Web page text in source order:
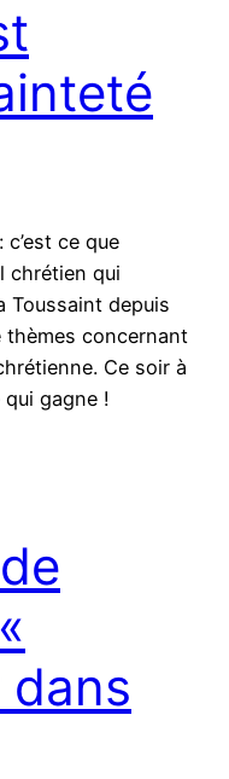
ce que
chrétien qui
Toussaint depuis
concernant
Ce soir à
qui gagne !
dans